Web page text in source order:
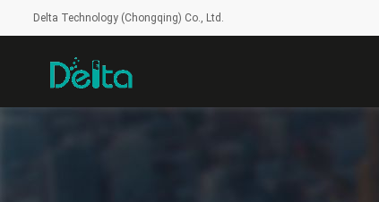
Delta Technology (Chongqing) Co., Ltd.